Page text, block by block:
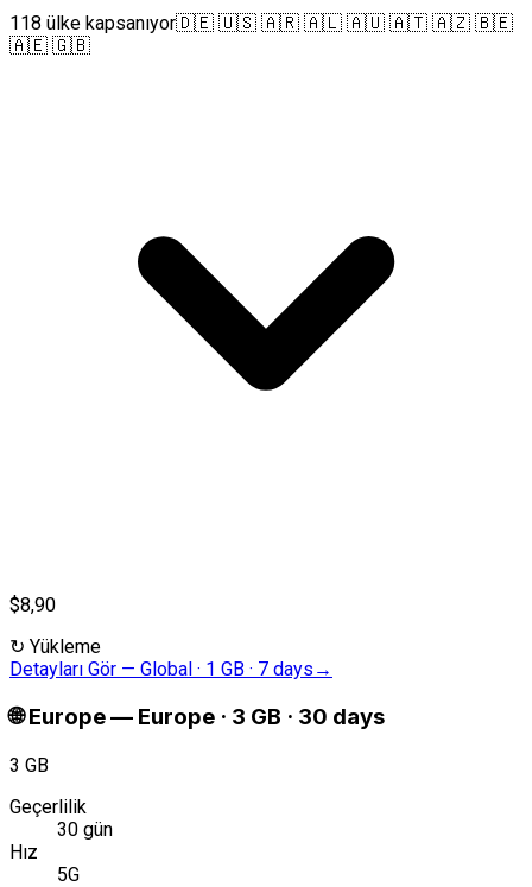
118 ülke kapsanıyor🇩🇪 🇺🇸 🇦🇷 🇦🇱 🇦🇺 🇦🇹 🇦🇿 🇧🇪
🇦🇪 🇬🇧
$8,90
↻ Yükleme
Detayları Gör — Global · 1 GB · 7 days →
🌐 Europe— Europe · 3 GB · 30 days
3 GB
Geçerlilik
30 gün
Hız
5G